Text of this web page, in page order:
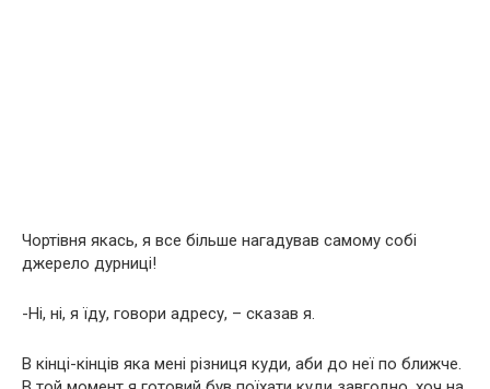
Чортівня якась, я все більше нагадував самому собі
джерело дурниці!
-Ні, ні, я їду, говори адресу, – сказав я.
В кінці-кінців яка мені різниця куди, аби до неї по ближче.